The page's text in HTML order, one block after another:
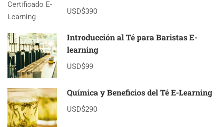
USD$390
Introducción al Té para Baristas E-
learning
USD$99
Química y Beneficios del Té E-Learning
USD$290